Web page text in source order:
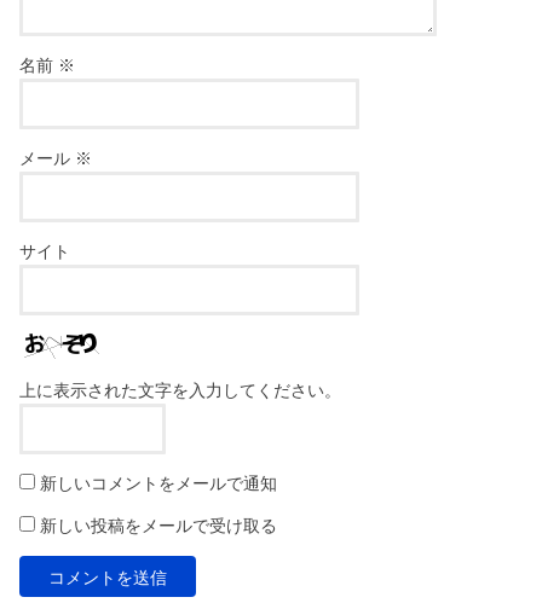
名前 ※
メール ※
サイト
上に表示された文字を入力してください。
新しいコメントをメールで通知
新しい投稿をメールで受け取る